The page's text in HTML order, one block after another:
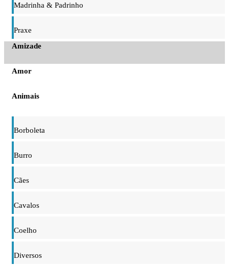
Madrinha & Padrinho
Praxe
Amizade
Amor
Animais
Borboleta
Burro
Cães
Cavalos
Coelho
Diversos